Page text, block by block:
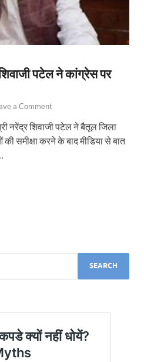
पटेल ने कांग्रेस पर
a Comment
नरेंद्र शिवाजी पटेल ने बैतूल जिला
समीक्षा करने के बाद मीडिया से बात